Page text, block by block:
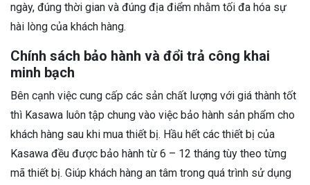
ngày, đúng thời gian và đúng địa điểm nhằm tối đa hóa sự
hài lòng của khách hàng.
Chính sách bảo hành và đổi trả công khai
minh bạch
Bên cạnh việc cung cấp các sản chất lượng với giá thành tốt
thì Kasawa luôn tập chung vào việc bảo hành sản phẩm cho
khách hàng sau khi mua thiết bị. Hầu hết các thiết bị của
Kasawa đều được bảo hành từ 6 – 12 tháng tùy theo từng
mã thiết bị. Giúp khách hàng an tâm trong quá trình sử dụng